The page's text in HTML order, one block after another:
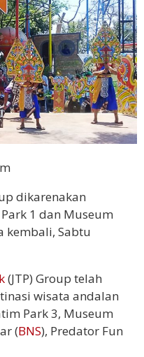
dikarenakan
1 dan Museum
kembali, Sabtu
(JTP) Group telah
wisata andalan
Park 3, Museum
(BNS), Predator Fun